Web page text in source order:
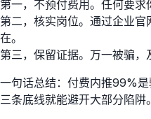
第一，不预付费用。任何要求
第二，核实岗位。通过企业
在。
第三，保留证据。万一被骗，
一句话总结：付费内推99%
三条底线就能避开大部分陷阱。